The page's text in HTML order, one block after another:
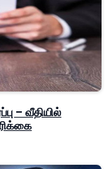
– வீதியில்